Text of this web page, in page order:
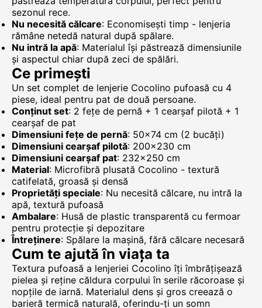
sezonul rece.
Nu necesită călcare: Economisești timp - lenjeria
rămâne netedă natural după spălare.
Nu intră la apă: Materialul își păstrează dimensiunile
și aspectul chiar după zeci de spălări.
Ce primești
Un set complet de lenjerie Cocolino pufoasă cu 4
piese, ideal pentru pat de două persoane.
Conținut set: 2 fețe de pernă + 1 cearșaf pilotă + 1
cearșaf de pat
Dimensiuni fețe de pernă: 50x74 cm (2 bucăți)
Dimensiuni cearșaf pilotă: 200x230 cm
Dimensiuni cearșaf pat: 232x250 cm
Material: Microfibră plusată Cocolino - textură
catifelată, groasă și densă
Proprietăți speciale: Nu necesită călcare, nu intră la
apă, textură pufoasă
Ambalare: Husă de plastic transparentă cu fermoar
pentru protecție și depozitare
Întreținere: Spălare la mașină, fără călcare necesară
Cum te ajută în viața ta
Textura pufoasă a lenjeriei Cocolino îți îmbrățișează
pielea și reține căldura corpului în serile răcoroase și
nopțile de iarnă. Materialul dens și gros creează o
barieră termică naturală, oferindu-ți un somn